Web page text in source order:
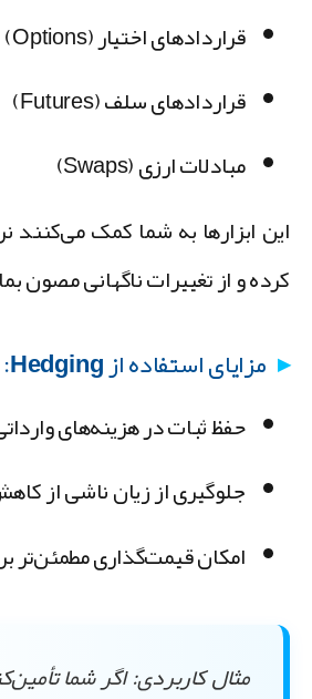
قراردادهای اختیار (Options)
قراردادهای سلف (Futures)
مبادلات ارزی (Swaps)
ابزارها به شما کمک می‌کنند نرخ
و از تغییرات ناگهانی مصون
مزایای استفاده از Hedging:
حفظ ثبات در هزینه‌های وارداتی
جلوگیری از زیان ناشی از
امکان قیمت‌گذاری مطمئن‌تر
مثال کاربردی:اگر شما